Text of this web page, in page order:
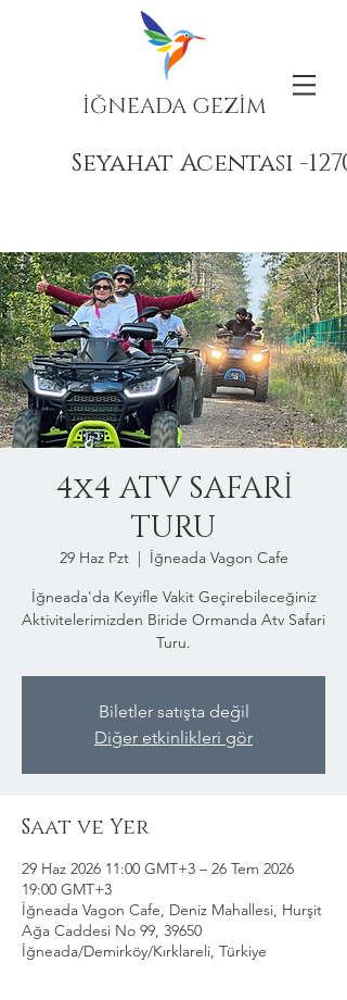
İĞNEADA GEZİM
Seyahat Acentası -
4x4 ATV SAFARİ
TURU
29 Haz Pzt
  |
İğneada Vagon Cafe
İğneada'da Keyifle Vakit Geçirebileceğiniz
Aktivitelerimizden Biride Ormanda Atv Safari
Turu.
Biletler satışta değil
Diğer etkinlikleri gör
Saat ve Yer
29 Haz 2026 11:00 GMT+3 – 26 Tem 2026
19:00 GMT+3
İğneada Vagon Cafe, Deniz Mahallesi, Hurşit
Ağa Caddesi No 99, 39650
İğneada/Demirköy/Kırklareli, Türkiye